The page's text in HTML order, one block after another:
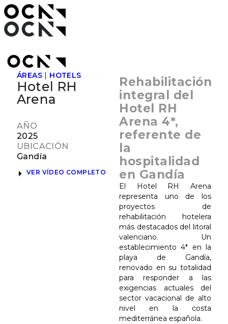
ÁREAS | HOTELS
Hotel RH
Arena
AÑO
2025
UBICACIÓN
Gandía
VER VÍDEO COMPLETO
Rehabilitación
integral del
Hotel RH
Arena 4*,
referente de
la
hospitalidad
en Gandía
El Hotel RH Arena
representa uno de los
proyectos de
rehabilitación hotelera
más destacados del litoral
valenciano. Un
establecimiento 4* en la
playa de Gandía,
renovado en su totalidad
para responder a las
exigencias actuales del
sector vacacional de alto
nivel en la costa
mediterránea española.